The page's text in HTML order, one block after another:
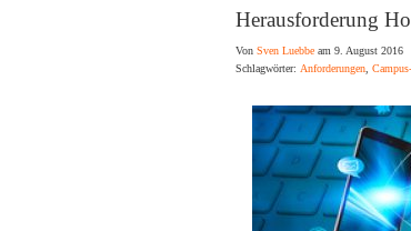
Herausforderung
Von Sven Luebbe am 9. August 2016
Schlagwörter: Anforderungen,